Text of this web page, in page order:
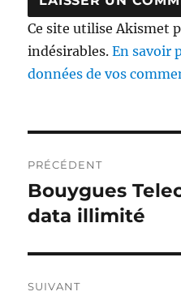
Ce site utilise Akismet
indésirables.En savoir
données de vos
de
l’article
PRÉCÉDENT
Publication
précédente :
Bouygues
data illimité
SUIVANT